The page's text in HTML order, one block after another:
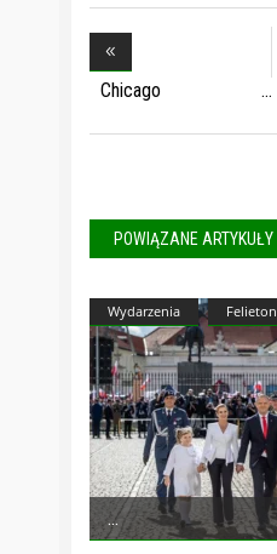
Chicago
POWIĄZANE ARTYKUŁY
Wydarzenia Felieton